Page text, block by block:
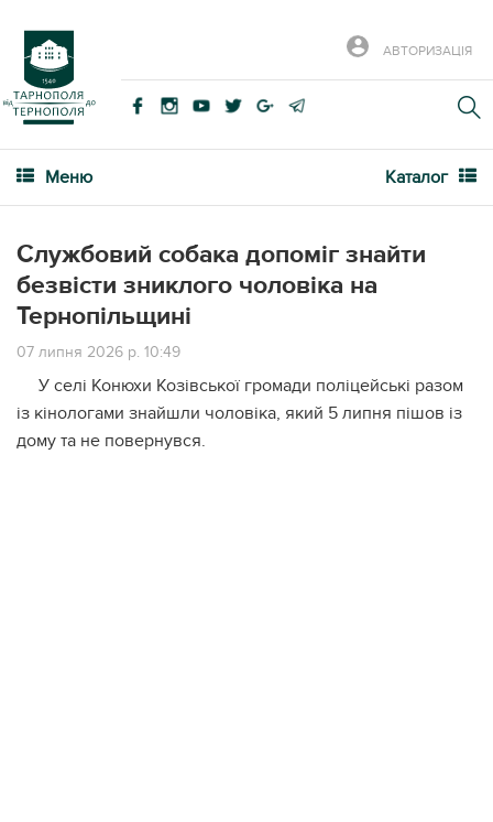
АВТОРИЗАЦІЯ
Меню Каталог
Службовий собака допоміг знайти
безвісти зниклого чоловіка на
Тернопільщині
07 липня 2026 р. 10:49
У селі Конюхи Козівської громади поліцейські разом
із кінологами знайшли чоловіка, який 5 липня пішов із
дому та не повернувся.